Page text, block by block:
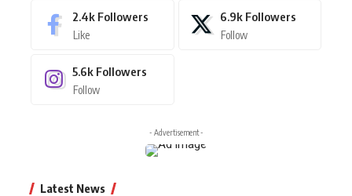
2.4k Followers
Like
6.9k Followers
Follow
5.6k Followers
Follow
- Advertisement -
Latest News